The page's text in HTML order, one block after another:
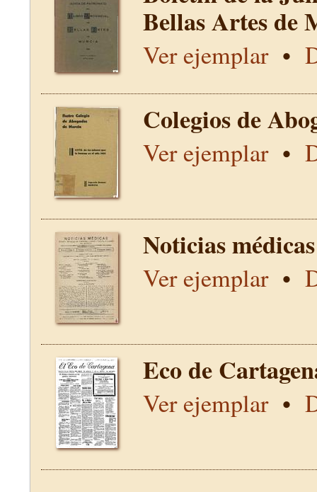
Bellas Artes
Ver ejemplar•
Colegios de
Ver ejemplar•
Noticias
Ver ejemplar•
Eco de
Ver ejemplar•